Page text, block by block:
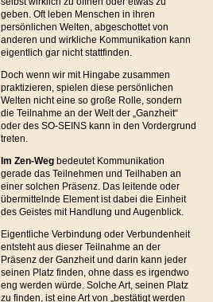
geben. Oft leben Menschen in ihren
persönlichen Welten, abgeschottet von
anderen und wirkliche Kommunikation kann
eigentlich gar nicht stattfinden.
Doch wenn wir mit Hingabe zusammen
praktizieren, spielen diese persönlichen
Welten nicht eine so große Rolle, sondern
die Teilnahme an der Welt der „Ganzheit“
oder des SO-SEINS kann in den Vordergrund
treten.
Im Zen-Wegbedeutet Kommunikation
gerade das Teilnehmen und Teilhaben an
einer solchen Präsenz. Das leitende oder
übermittelnde Element ist dabei die Einheit
des Geistes mit Handlung und Augenblick.
Eigentliche Verbindung oder Verbundenheit
entsteht aus dieser Teilnahme an der
Präsenz der Ganzheit und darin kann jeder
seinen Platz finden, ohne dass es irgendwo
eng werden würde. Solche Art, seinen Platz
zu finden, ist eine Art von „bestätigt werden